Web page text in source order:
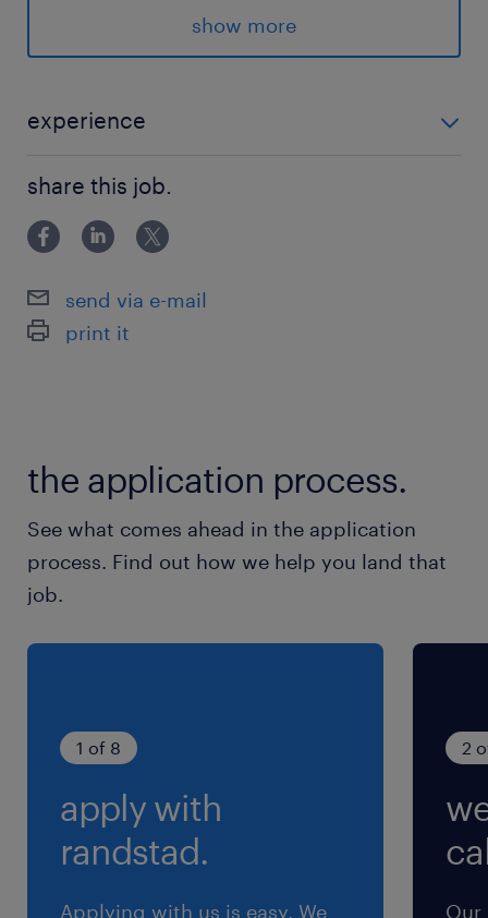
高時給ワークで
＝＝＝
派遣先の特徴
休憩室でお菓子が食べ放題♪
休日休暇
企業カレンダーにより、月1～2回の土曜日出勤あ
り ※年間休日120日
就業時間
残業
※生産状況による
交通費
show more
experience
share this job.
send via e-mail
print it
the application process.
See what comes ahead in the application
process. Find out how we help you land that
job.
1 of 8
apply with
randstad.
Applying with us is easy. We
2
Our